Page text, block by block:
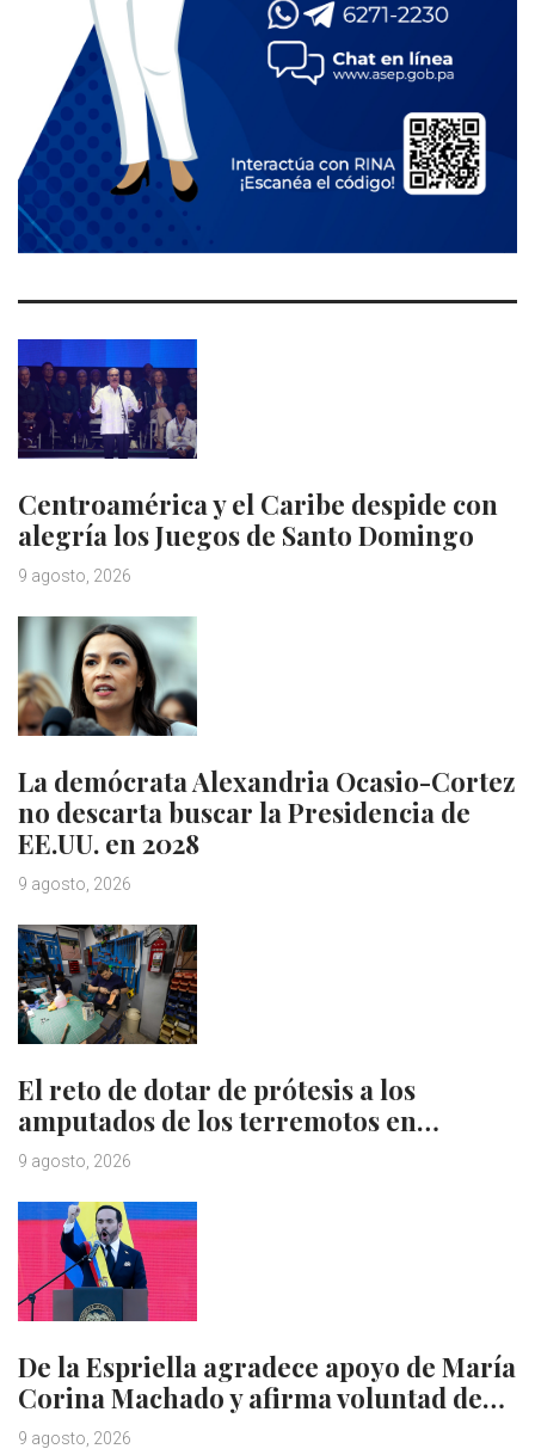
Centroamérica y el Caribe despide con
alegría los Juegos de Santo Domingo
9 agosto, 2026
La demócrata Alexandria Ocasio-Cortez
no descarta buscar la Presidencia de
EE.UU. en 2028
9 agosto, 2026
El reto de dotar de prótesis a los
amputados de los terremotos en…
9 agosto, 2026
De la Espriella agradece apoyo de María
Corina Machado y afirma voluntad de…
9 agosto, 2026